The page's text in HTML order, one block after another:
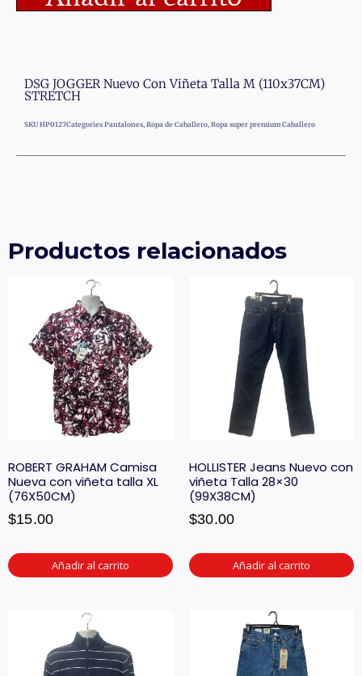
DSG JOGGER Nuevo Con Viñeta Talla M (110x37CM)
STRETCH
SKU HP0127Categories Pantalones, Ropa de Caballero, Ropa super premium Caballero
Productos relacionados
ROBERT GRAHAM Camisa
Nueva con viñeta talla XL
(76X50CM)
$15.00
Añadir al carrito
HOLLISTER Jeans Nuevo con
viñeta Talla 28×30
(99X38CM)
$30.00
Añadir al carrito